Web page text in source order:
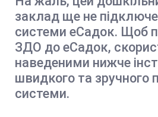
заклад ще не
системи еСадок. Щоб
ЗДО до еСадок,
наведеними нижче
швидкого та зручного
системи.